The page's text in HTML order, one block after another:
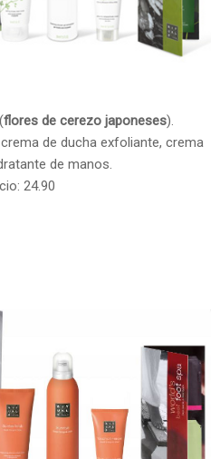
flores de cerezo japoneses).
de ducha exfoliante, crema
de manos.
24.90